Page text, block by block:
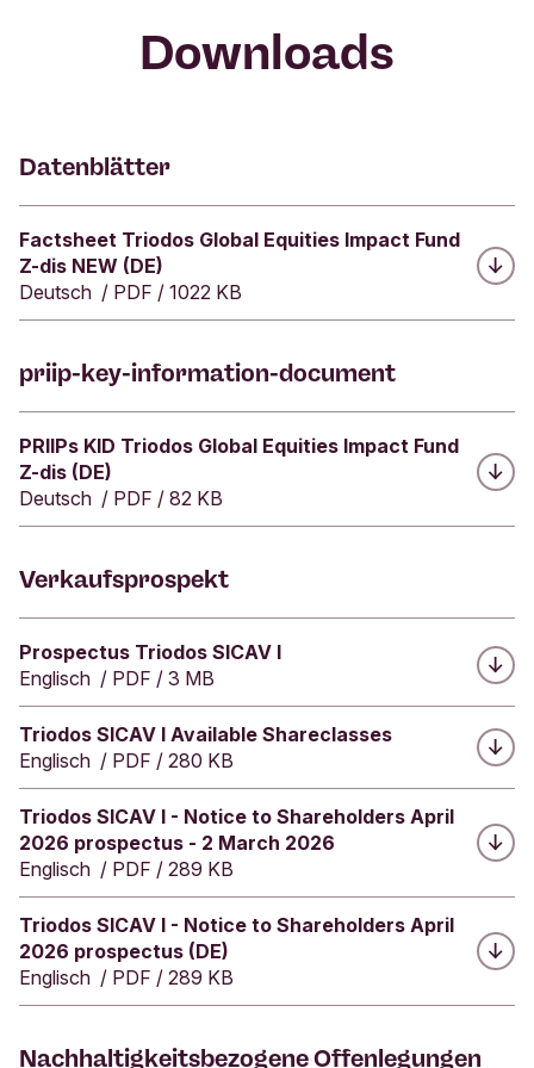
d
a
b
i
t
r
u
s
c
e
a
c
h
h
a
i
g
k
e
i
t
s
p
e
beispielhafte Beiträge zur Transformation geleistet,
gesendet.
Fonds – und kann damit umso mehr echte
Sterne-Wertung.
Downloads
Datenblätter
Herunterladen:
Factsheet Triodos Global Equities Impact Fund
Z-dis NEW (DE)
Deutsch / PDF / 1022 KB
priip-key-information-document
Herunterladen:
PRIIPs KID Triodos Global Equities Impact Fund
Z-dis (DE)
Deutsch / PDF / 82 KB
Verkaufsprospekt
Herunterladen:
Prospectus Triodos SICAV I
Englisch / PDF / 3 MB
Herunterladen:
Triodos SICAV I Available Shareclasses
Englisch / PDF / 280 KB
Herunterladen:
Triodos SICAV I - Notice to Shareholders April
2026 prospectus - 2 March 2026
Englisch / PDF / 289 KB
Herunterladen:
Triodos SICAV I - Notice to Shareholders April
2026 prospectus (DE)
Englisch / PDF / 289 KB
Nachhaltigkeitsbezogene Offenlegungen